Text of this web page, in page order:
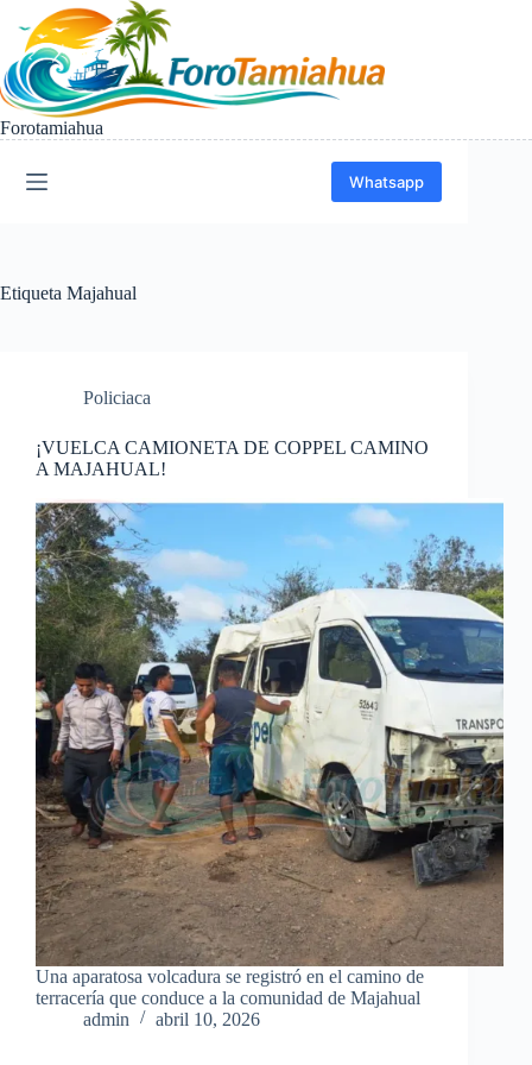
contenido
Forotamiahua
Whatsapp
Etiqueta Majahual
Policiaca
¡VUELCA CAMIONETA DE COPPEL CAMINO
A MAJAHUAL!
Una aparatosa volcadura se registró en el camino de
terracería que conduce a la comunidad de Majahual
admin
abril 10, 2026